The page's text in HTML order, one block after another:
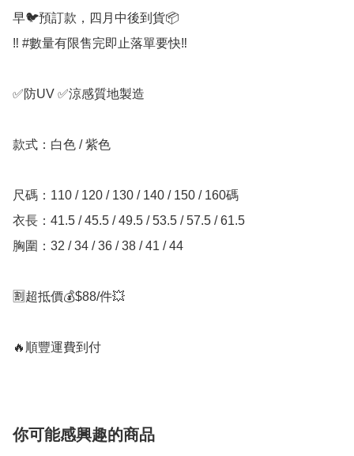
早🐦預訂款，四月中後到貨📦
‼️ #數量有限售完即止落單要快‼️
✅防UV ✅涼感質地製造
款式：白色 / 紫色
尺碼：110 / 120 / 130 / 140 / 150 / 160碼
衣長：41.5 / 45.5 / 49.5 / 53.5 / 57.5 / 61.5
胸圍：32 / 34 / 36 / 38 / 41 / 44
🈹超抵價💰$88/件💥
🔥順豐運費到付
你可能感興趣的商品